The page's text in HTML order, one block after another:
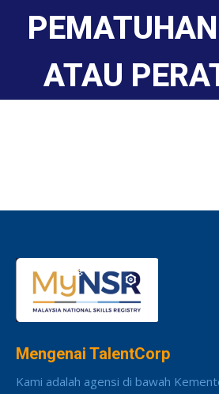
ATAU
Mengenai TalentCorp
Kami adalah agensi di bawah